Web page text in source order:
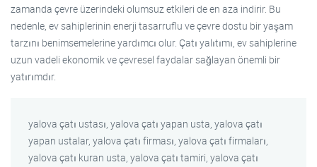
zamanda çevre üzerindeki olumsuz etkileri de en aza indirir. Bu
nedenle, ev sahiplerinin enerji tasarruflu ve çevre dostu bir yaşam
tarzını benimsemelerine yardımcı olur. Çatı yalıtımı, ev sahiplerine
uzun vadeli ekonomik ve çevresel faydalar sağlayan önemli bir
yatırımdır.
yalova çatı ustası, yalova çatı yapan usta, yalova çatı
yapan ustalar, yalova çatı firması, yalova çatı firmaları,
yalova çatı kuran usta, yalova çatı tamiri, yalova çatı